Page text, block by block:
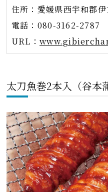
住所：愛媛県西宇和郡
電話：080-3162-2787
URL：
太刀魚巻2本入（谷本